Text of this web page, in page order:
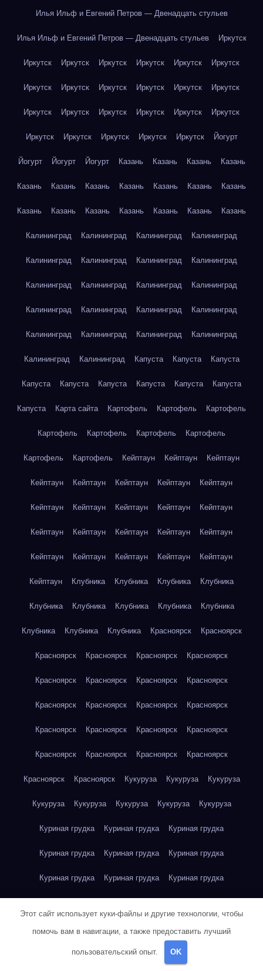
Илья Ильф и Евгений Петров — Двенадцать стульев
Илья Ильф и Евгений Петров — Двенадцать стульев Иркутск
Иркутск Иркутск Иркутск Иркутск Иркутск Иркутск
Иркутск Иркутск Иркутск Иркутск Иркутск Иркутск
Иркутск Иркутск Иркутск Иркутск Иркутск Иркутск
Иркутск Иркутск Иркутск Иркутск Иркутск Йогурт
Йогурт Йогурт Йогурт Казань Казань Казань Казань
Казань Казань Казань Казань Казань Казань Казань
Казань Казань Казань Казань Казань Казань Казань
Калининград Калининград Калининград Калининград
Калининград Калининград Калининград Калининград
Калининград Калининград Калининград Калининград
Калининград Калининград Калининград Калининград
Калининград Калининград Калининград Калининград
Калининград Калининград Капуста Капуста Капуста
Капуста Капуста Капуста Капуста Капуста Капуста
Капуста Карта сайта Картофель Картофель Картофель
Картофель Картофель Картофель Картофель
Картофель Картофель Кейптаун Кейптаун Кейптаун
Кейптаун Кейптаун Кейптаун Кейптаун Кейптаун
Кейптаун Кейптаун Кейптаун Кейптаун Кейптаун
Кейптаун Кейптаун Кейптаун Кейптаун Кейптаун
Кейптаун Кейптаун Кейптаун Кейптаун Кейптаун
Кейптаун Клубника Клубника Клубника Клубника
Клубника Клубника Клубника Клубника Клубника
Клубника Клубника Клубника Красноярск Красноярск
Красноярск Красноярск Красноярск Красноярск
Красноярск Красноярск Красноярск Красноярск
Красноярск Красноярск Красноярск Красноярск
Красноярск Красноярск Красноярск Красноярск
Красноярск Красноярск Красноярск Красноярск
Красноярск Красноярск Кукуруза Кукуруза Кукуруза
Кукуруза Кукуруза Кукуруза Кукуруза Кукуруза
Куриная грудка Куриная грудка Куриная грудка
Куриная грудка Куриная грудка Куриная грудка
Куриная грудка Куриная грудка Куриная грудка
Куриное яйцо
Куриное яйцо Куриное яйцо
Этот сайт использует куки-файлы и другие технологии, чтобы
помочь вам в навигации, а также предоставить лучший
пользовательский опыт. OK